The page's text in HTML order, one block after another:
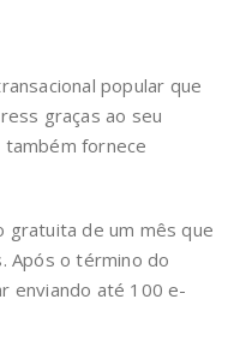
popular que
graças ao seu
fornece
gratuita de um mês que
Após o término do
enviando até 100 e-